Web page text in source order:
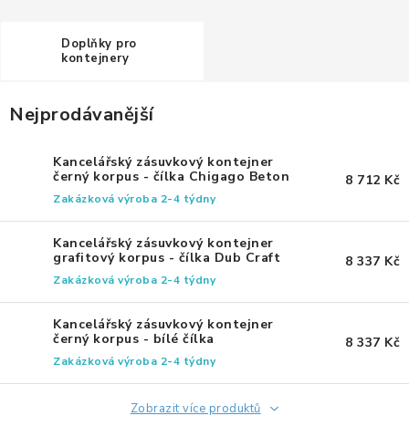
ERGONOMICKÉ PRODUKTY
BEDERNÍ A KRČNÍ OPĚRKY
PODLOŽKY POD NOHY
PODLOŽKY POD MYŠ A ZÁPĚSTÍ
ERGONOMICKÉ KLÁVESNICE
DRŽÁKY LCD MONITORŮ A TV
DRŽÁKY A ZÁVĚSY PC
Doplňky pro
kontejnery
Nejprodávanější
Kancelářský zásuvkový kontejner
černý korpus - čílka Chigago Beton
Zakázková výroba 2-4 týdny
8 712 Kč
Kancelářský zásuvkový kontejner
grafitový korpus - čílka Dub Craft
zlatý
Zakázková výroba 2-4 týdny
8 337 Kč
Kancelářský zásuvkový kontejner
černý korpus - bílé čílka
Zakázková výroba 2-4 týdny
8 337 Kč
Zobrazit více produktů